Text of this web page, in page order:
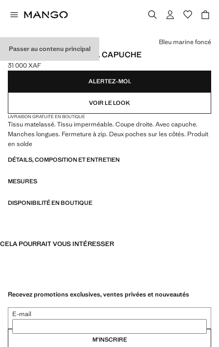
Passer au contenu principal
ANORAK MATELASSÉ À CAPUCHE
Prix actuel [31 000 XAF ]
31 000 XAF
Choisissez une couleur
Bleu marine foncé
ALERTEZ-MOI.
VOIR LE LOOK
LIVRAISON GRATUITE EN BOUTIQUE
Tissu matelassé. Tissu imperméable. Coupe droite. Avec capuche.
Manches longues. Fermeture à zip. Deux poches sur les côtés. Produit
en solde
DÉTAILS, COMPOSITION ET ENTRETIEN
MESURES
DISPONIBILITÉ EN BOUTIQUE
CELA POURRAIT VOUS INTÉRESSER
Recevez promotions exclusives, ventes privées et nouveautés
E-mail
M’INSCRIRE